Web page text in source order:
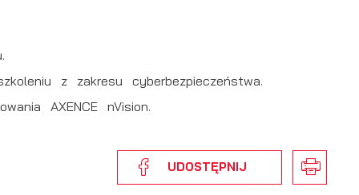
z zakresu cyberbezpieczeństwa.
AXENCE nVision.
UDOSTĘPNIJ